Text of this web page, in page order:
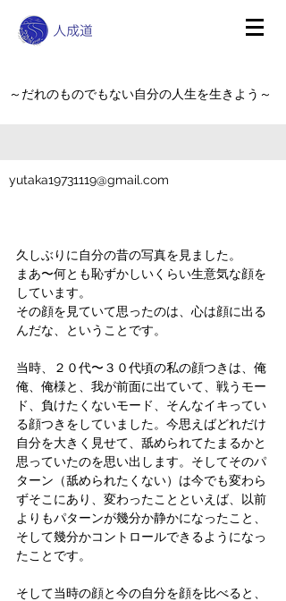
～だれのものでもない自分の人生を生きよう～
yutaka19731119@gmail.com
久しぶりに自分の昔の写真を見ました。
まあ〜何とも恥ずかしいくらい生意気な顔を
しています。
その顔を見ていて思ったのは、心は顔に出る
んだな、ということです。
当時、２０代〜３０代頃の私の顔つきは、俺
俺、俺様と、我が前面に出ていて、戦うモー
ド、負けたくないモード、そんなイキってい
る顔つきをしていました。今思えばどれだけ
自分を大きく見せて、舐められてたまるかと
思っていたのを思い出します。そしてそのパ
ターン（舐められたくない）は今でも変わら
ずそこにあり、変わったことといえば、以前
よりもパターンが幾分か静かになったこと、
そして幾分かコントロールできるようになっ
たことです。
そして当時の顔と今の自分を顔を比べると、